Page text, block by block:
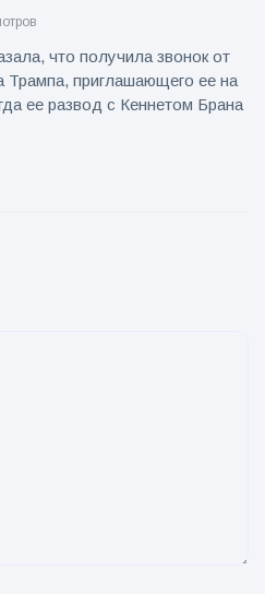
что получила звонок от
приглашающего ее на
ее развод с Кеннетом Брана